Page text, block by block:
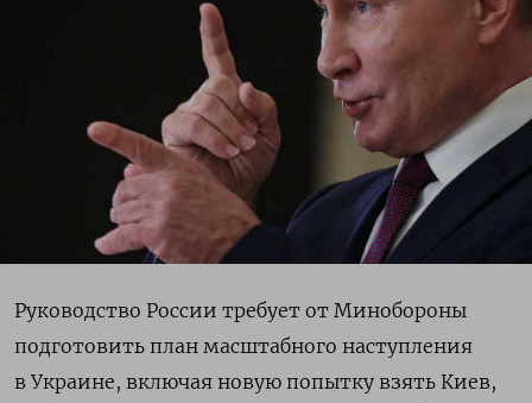
Руководство России требует от Минобороны
подготовить план масштабного наступления
в Украине, включая новую попытку взять Киев,